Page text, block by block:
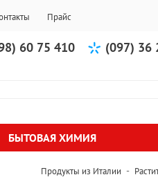
Прайс
60 75 410 (097) 36
БЫТОВАЯ ХИМИЯ
Продукты из Италии -